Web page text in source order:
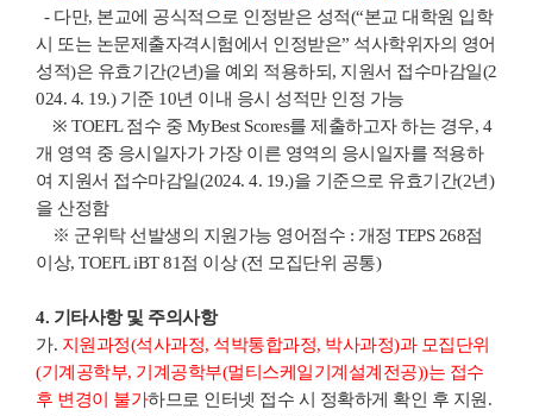
- 다만, 본교에 공식적으로 인정받은 성적(“본교 대학원 입학
시 또는 논문제출자격시험에서 인정받은” 석사학위자의 영어
성적)은 유효기간(2년)을 예외 적용하되, 지원서 접수마감일(2
024. 4. 19.) 기준 10년 이내 응시 성적만 인정 가능
※ TOEFL 점수 중 MyBest Scores를 제출하고자 하는 경우, 4
개 영역 중 응시일자가 가장 이른 영역의 응시일자를 적용하
여 지원서 접수마감일(2024. 4. 19.)을 기준으로 유효기간(2년)
을 산정함
※ 군위탁 선발생의 지원가능 영어점수 : 개정 TEPS 268점
이상, TOEFL iBT 81점 이상 (전 모집단위 공통)
4. 기타사항 및 주의사항
가. 지원과정(석사과정, 석박통합과정, 박사과정)과 모집단위
(기계공학부, 기계공학부(멀티스케일기계설계전공))는 접수
후 변경이 불가하므로 인터넷 접수 시 정확하게 확인 후 지원.